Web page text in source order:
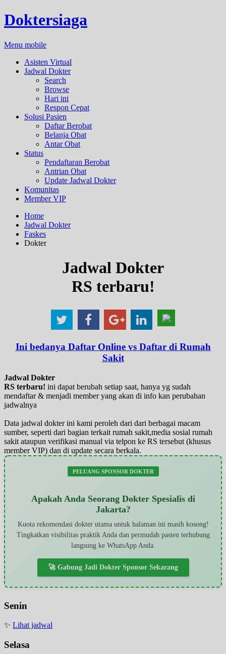
Doktersiaga
Menu mobile
Asisten Virtual
Jadwal Dokter
Search
Browse
Hari ini
Respon Cepat
Solusi Pasien
Daftar Berobat
Belanja Obat
Antar Obat
Status
Pendaftaran Berobat
Antrian Obat
Update Jadwal Dokter
Komunitas
Member VIP
Home
Jadwal Dokter
Faskes
Dokter
Jadwal Dokter
RS terbaru!
Ini bedanya Daftar Online vs Daftar di Rumah
Sakit
Jadwal Dokter
RS terbaru! ini dapat berubah setiap saat, hanya yg sudah
mendaftar & menjadi member yang akan di info kan perubahan
jadwalnya
Data jadwal dokter ini kami peroleh dari dari berbagai macam
sumber, seperti dari bagian terkait rumah sakit,media sosial rumah
sakit ataupun verifikasi manual via telpon ke RS tersebut (khusus
member VIP) dan di update secara berkala.
PELUANG SPONSOR DOKTER
Apakah Anda Seorang Dokter Spesialis di
Jakarta?
Kuota rekomendasi dokter utama untuk halaman ini masih kosong!
Tingkatkan visibilitas praktik Anda dan permudah pasien terhubung
langsung ke WhatsApp Anda.
🚀 Gabung Jadi Dokter Sponsor Sekarang
Senin
✨ Lihat jadwal
Selasa